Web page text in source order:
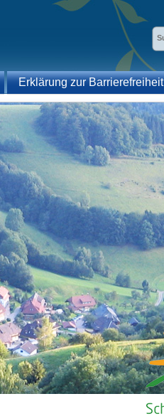
Erklärung zur Barrierefreiheit